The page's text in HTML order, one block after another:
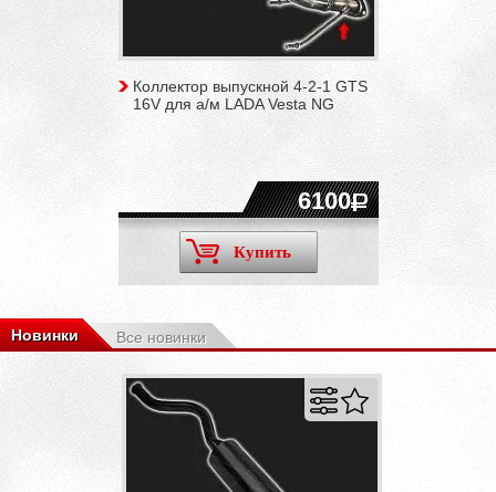
Коллектор выпускной 4-2-1 GTS
16V для а/м LADA Vesta NG
6100
Купить
Новинки Все новинки